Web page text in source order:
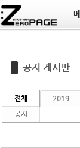
공지 게시판
전체 2019
공지
케치
케치